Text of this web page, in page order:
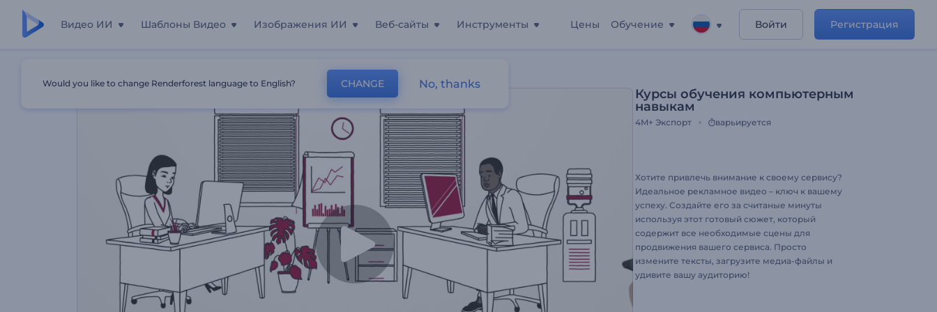
Видео ИИ Шаблоны Видео Изображения ИИ Веб-сайты Инструменты Цены Обучение Войти Регистрация
Курсы Обучения Компьютерным Навыкам
Курсы обучения компьютерным
навыкам
4M+ Экспорт варьируется
Хотите привлечь внимание к своему сервису?
Идеальное рекламное видео – ключ к вашему
успеху. Создайте его за считаные минуты
используя этот готовый cюжет, который
содержит все необходимые сцены для
продвижения вашего сервиса. Просто
измените тексты, загрузите медиа-файлы и
удивите вашу аудиторию!
Would you like to change Renderforest language to English? CHANGE No, thanks